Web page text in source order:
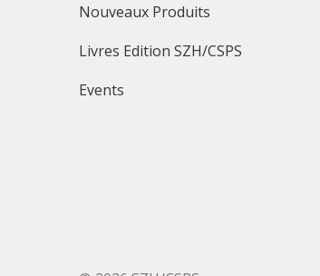
Nouveaux Produits
Livres Edition SZH/CSPS
Events